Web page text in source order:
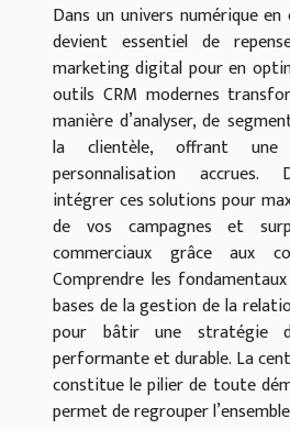
Dans un univers numérique
devient essentiel de
marketing digital pour en
outils CRM modernes
manière d’analyser, de
la clientèle, offrant
personnalisation accrues.
intégrer ces solutions pour
de vos campagnes et
commerciaux grâce aux
Comprendre les
bases de la gestion de la
pour bâtir une stratégie
performante et durable. La
constitue le pilier de toute
permet de regrouper